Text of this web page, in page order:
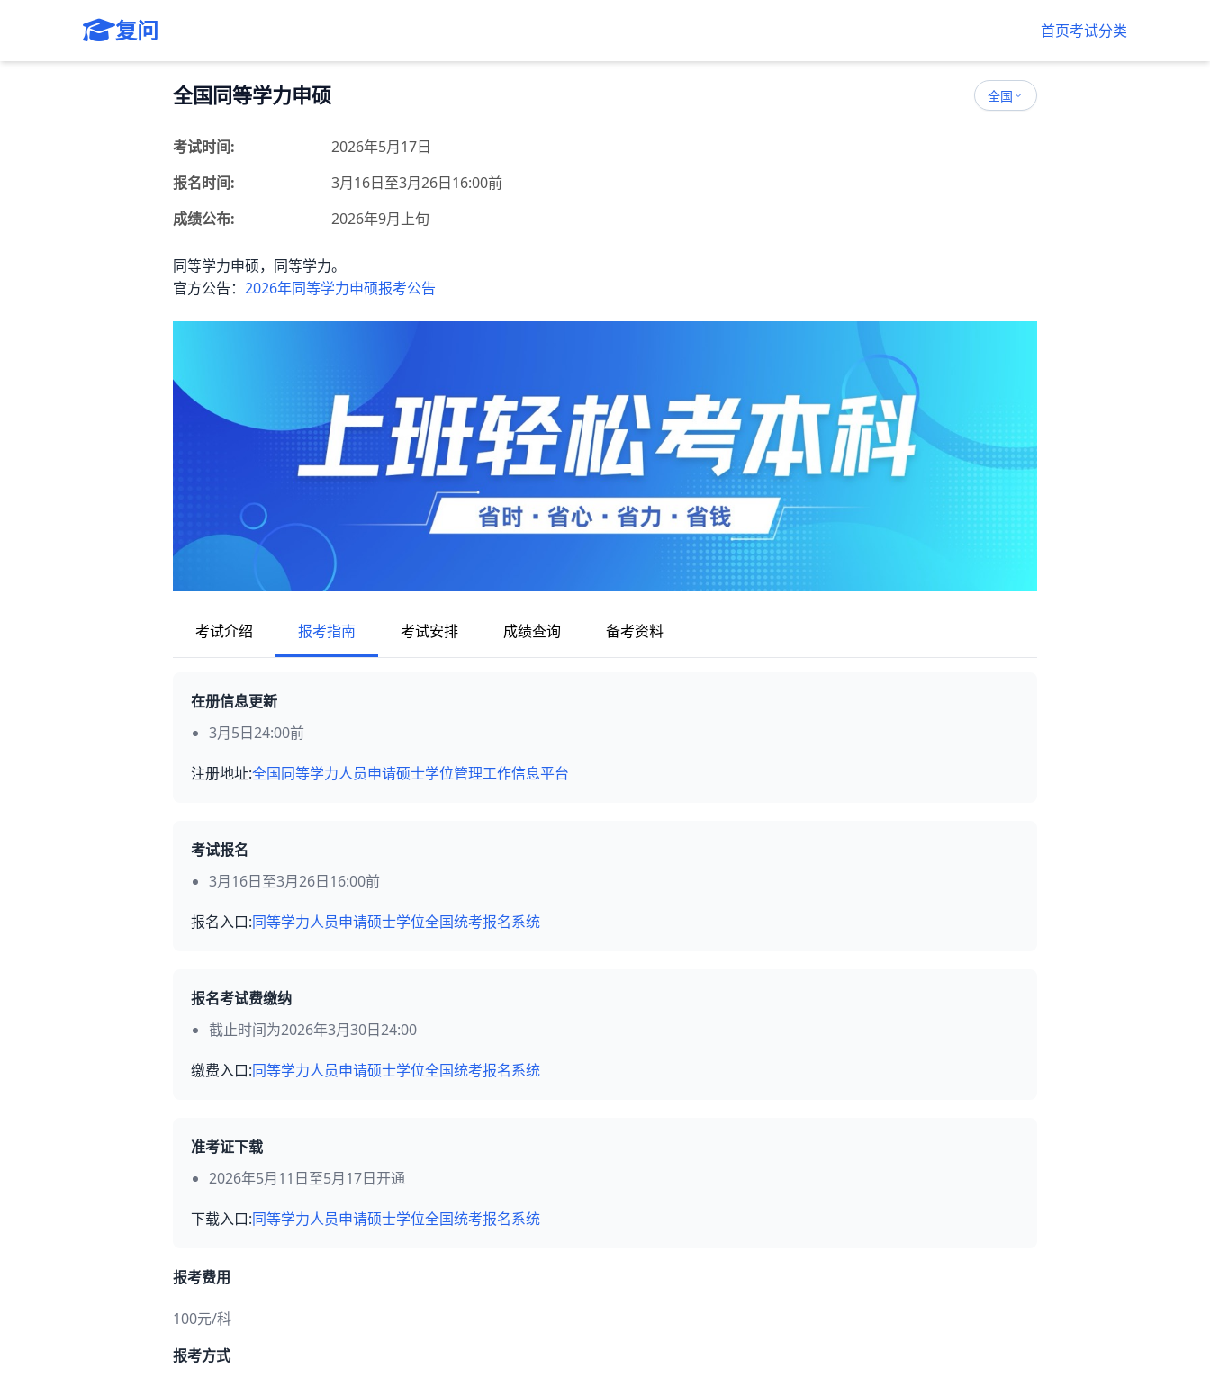
复问 首页考试分类
全国同等学力申硕 全国
考试时间:
2026年5月17日
报名时间:
3月16日至3月26日16:00前
成绩公布:
2026年9月上旬
同等学力申硕，同等学力。
官方公告： 2026年同等学力申硕报考公告
考试介绍 报考指南 考试安排 成绩查询 备考资料
在册信息更新
3月5日24:00前
注册地址:全国同等学力人员申请硕士学位管理工作信息平台
考试报名
3月16日至3月26日16:00前
报名入口:同等学力人员申请硕士学位全国统考报名系统
报名考试费缴纳
截止时间为2026年3月30日24:00
缴费入口:同等学力人员申请硕士学位全国统考报名系统
准考证下载
2026年5月11日至5月17日开通
下载入口:同等学力人员申请硕士学位全国统考报名系统
报考费用
100元/科
报考方式